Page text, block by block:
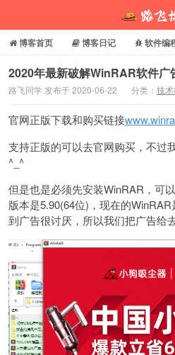
路飞博
博客首页 博客日记 软件编
电脑常识
分享乐园 博客介
2020年最新破解WinRAR软件广
路飞同学 发布于 2020-06-22 分类： 技
官网正版下载和购买链接
支持正版的可以去官网购买，不过
^_^
但是也是必须先安装WinRAR，可
版本是5.90(64位)，现在的
到广告很讨厌，所以我们把广告给去